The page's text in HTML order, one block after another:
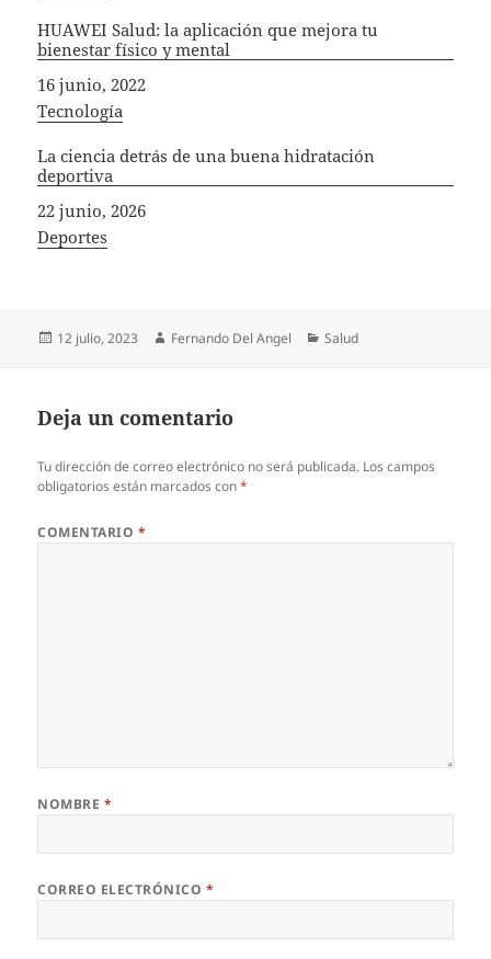
HUAWEI Salud: la aplicación que mejora tu
bienestar físico y mental
Fecha
16 junio, 2022
In relation to
Tecnología
La ciencia detrás de una buena hidratación
deportiva
Fecha
22 junio, 2026
In relation to
Deportes
Publicado
12 julio, 2023 Autor
Fernando Del Angel Categorías
Salud
Deja un comentario
Tu dirección de correo electrónico no será publicada. Los campos
obligatorios están marcados con*
COMENTARIO *
NOMBRE *
CORREO ELECTRÓNICO *